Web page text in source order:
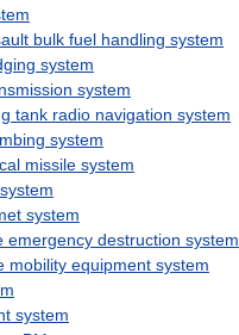
bulk fuel handling system
system
system
tank radio navigation system
system
missile system
system
emergency destruction system
mobility equipment system
system